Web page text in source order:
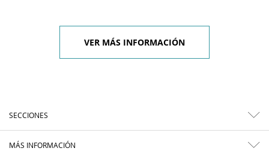
VER MÁS INFORMACIÓN
SECCIONES
MÁS INFORMACIÓN